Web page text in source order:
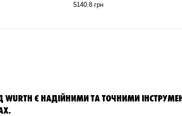
5140.8 грн
Є НАДІЙНИМИ ТА ТОЧНИМИ